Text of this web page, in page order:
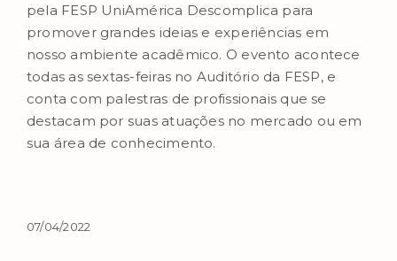
pela FESP UniAmérica Descomplica para
promover grandes ideias e experiências em
nosso ambiente acadêmico. O evento acontece
todas as sextas-feiras no Auditório da FESP, e
conta com palestras de profissionais que se
destacam por suas atuações no mercado ou em
sua área de conhecimento.
07/04/2022